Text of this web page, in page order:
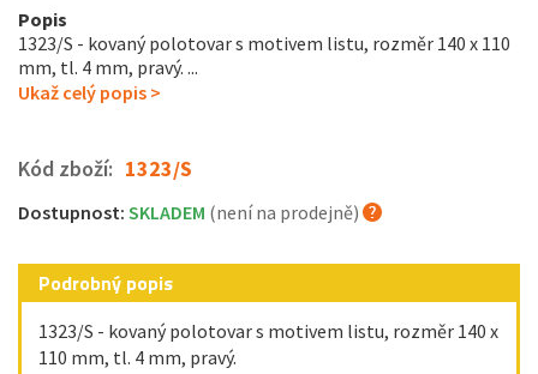
Popis
1323/S - kovaný polotovar s motivem listu, rozměr 140 x 110
mm, tl. 4 mm, pravý. ...
Ukaž celý popis >
Kód zboží: 1323/S
Dostupnost: SKLADEM (není na prodejně)
Podrobný popis
1323/S - kovaný polotovar s motivem listu, rozměr 140 x
110 mm, tl. 4 mm, pravý.